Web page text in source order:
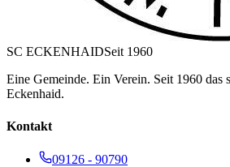
SC ECKENHAIDSeit 1960
Eine Gemeinde. Ein Verein. Seit 1960 das
Eckenhaid.
Kontakt
09126 - 90790